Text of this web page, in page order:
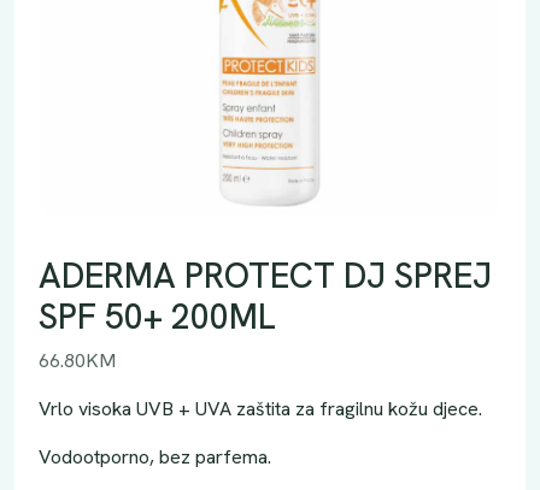
ADERMA PROTECT DJ SPREJ
SPF 50+ 200ML
66.80KM
Vrlo visoka UVB + UVA zaštita za fragilnu kožu djece.
Vodootporno, bez parfema.